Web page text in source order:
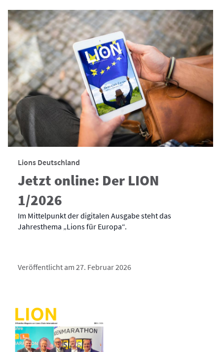
Lions Deutschland
Jetzt online: Der LION
1/2026
Im Mittelpunkt der digitalen Ausgabe steht das
Jahresthema „Lions für Europa“.
Veröffentlicht am 27. Februar 2026